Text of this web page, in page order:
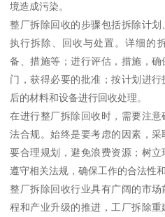
境造成污染。
整厂拆除回收的步骤包括拆除计划
执行拆除、回收与处置。详细的
备、措施等；进行评估，措施，
门，获得必要的批准；按计划进
后的材料和设备进行回收处理。
在进行整厂拆除回收时，需要注
法合规。始终是要考虑的因素，
要合理规划，避免浪费资源；树立
遵守相关法规，确保工作的合法性和
整厂拆除回收行业具有广阔的市
程和产业升级的推进，工厂拆除